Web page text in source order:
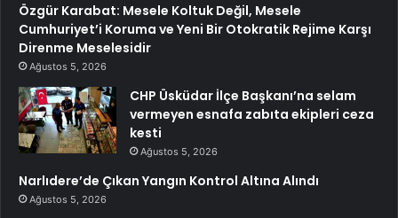
Özgür Karabat: Mesele Koltuk Değil, Mesele
Cumhuriyet’i Koruma ve Yeni Bir Otokratik Rejime Karşı
Direnme Meselesidir
Ağustos 5, 2026
CHP Üsküdar İlçe Başkanı’na selam
vermeyen esnafa zabıta ekipleri ceza
kesti
Ağustos 5, 2026
Narlıdere’de Çıkan Yangın Kontrol Altına Alındı
Ağustos 5, 2026